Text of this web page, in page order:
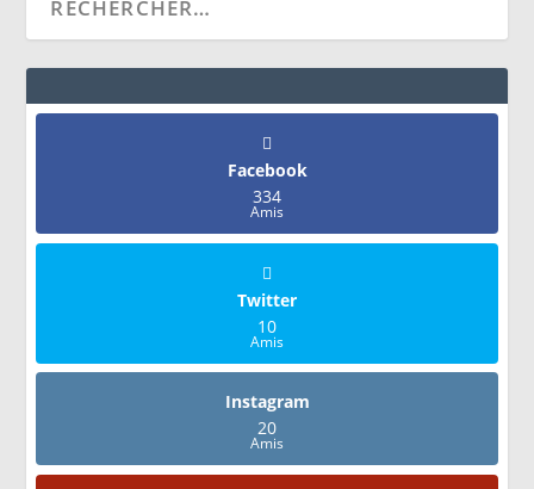
Facebook
334
Amis
Twitter
10
Amis
Instagram
20
Amis